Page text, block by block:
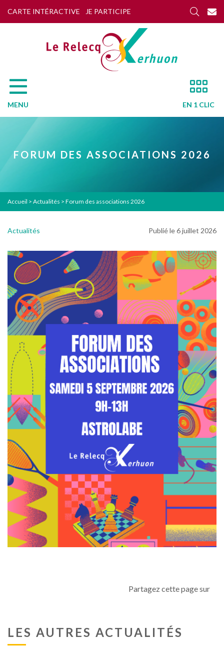
CARTE INTÉRACTIVE JE PARTICIPE
MENU EN 1 CLIC
FORUM DES ASSOCIATIONS 2026
Accueil > Actualités > Forum des associations 2026
Actualités Publié le 6 juillet 2026
Partagez cette page sur
LES AUTRES ACTUALITÉS